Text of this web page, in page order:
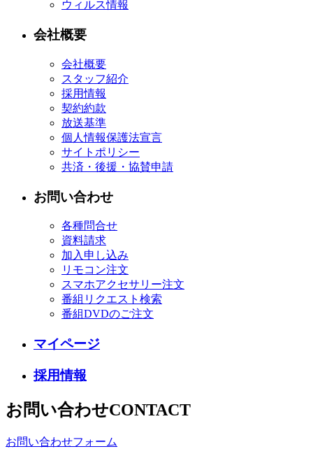
ウィルス情報
会社概要
会社概要
スタッフ紹介
採用情報
契約約款
放送基準
個人情報保護法宣言
サイトポリシー
共済・後援・協賛申請
お問い合わせ
各種問合せ
資料請求
加入申し込み
リモコン注文
スマホアクセサリー注文
番組リクエスト検索
番組DVDのご注文
マイページ
採用情報
お問い合わせCONTACT
お問い合わせフォーム